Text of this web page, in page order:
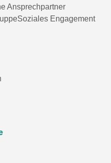
Ansprechpartner
Soziales Engagement